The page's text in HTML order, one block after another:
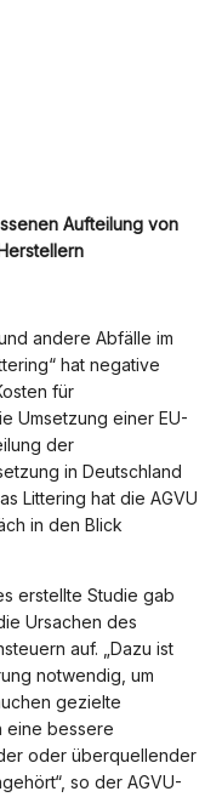
Aufteilung von
andere Abfälle im
hat negative
für
Umsetzung einer EU-
der
in Deutschland
Littering hat die AGVU
in den Blick
erstellte Studie gab
Ursachen des
auf. „Dazu ist
notwendig, um
gezielte
eine bessere
oder überquellender
so der AGVU-